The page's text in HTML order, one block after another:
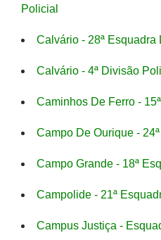
Policial
Calvário - 28ª Esquadra
Calvário - 4ª Divisão
Caminhos De Ferro -
Campo De Ourique -
Campo Grande - 18ª
Campolide - 21ª
Campus Justiça -